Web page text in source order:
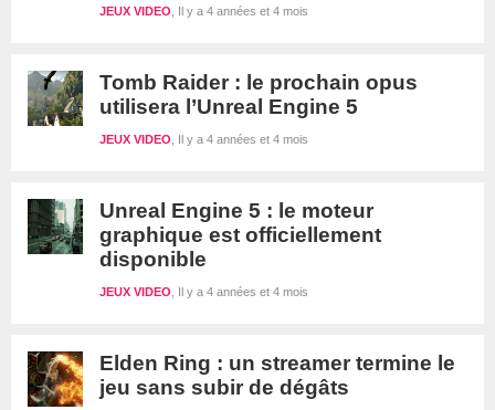
Il y a 4 années et 4 mois
JEUX VIDEO
Tomb Raider : le prochain opus
utilisera l’Unreal Engine 5
Il y a 4 années et 4 mois
JEUX VIDEO
Unreal Engine 5 : le moteur
graphique est officiellement
disponible
Il y a 4 années et 4 mois
JEUX VIDEO
Elden Ring : un streamer termine le
jeu sans subir de dégâts